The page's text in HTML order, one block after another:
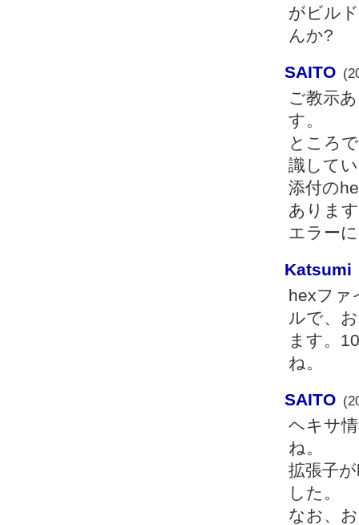
がビル
んか?
SAITO
ご教示
す。
ところ
識して
添付の
ありま
エラー
Katsumi
hexファ
ルで、
ます。
ね。
SAITO
ヘキサ
ね。
拡張子
した。
なお、